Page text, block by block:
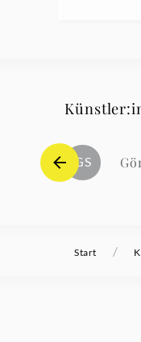
GS
Start /